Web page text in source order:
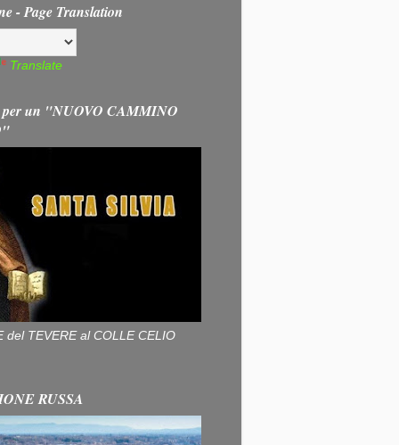
- Page Translation
Translate
per un "NUOVO CAMMINO
del TEVERE al COLLE CELIO
RUSSA